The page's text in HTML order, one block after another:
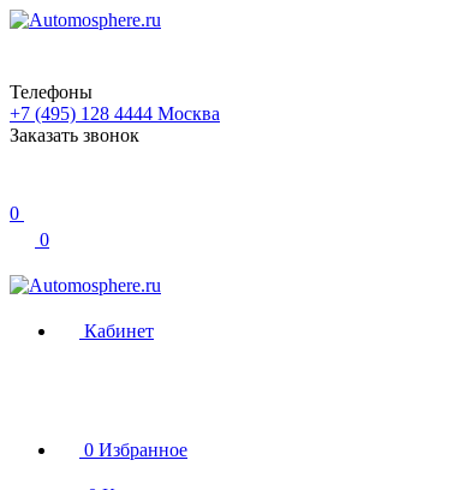
Телефоны
+7 (495) 128 4444 Москва
Заказать звонок
0
0
Кабинет
0 Избранное